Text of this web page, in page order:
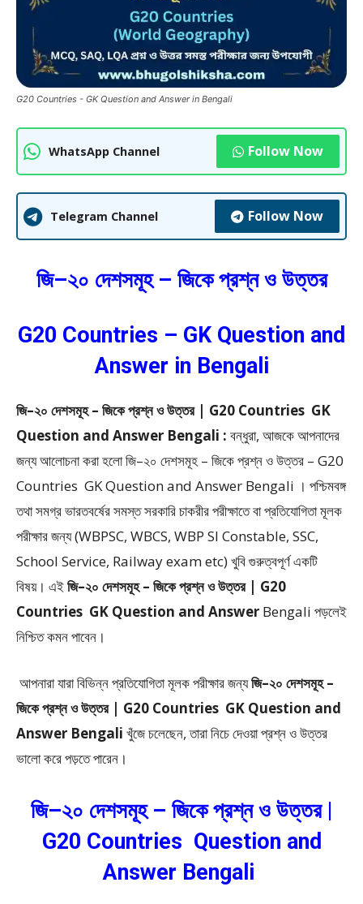
G20 Countries - GK Question and Answer in Bengali
WhatsApp Channel Follow Now
Telegram Channel Follow Now
জি–২০ দেশসমূহ – জিকে প্রশ্ন ও উত্তর
G20 Countries – GK Question and
Answer in Bengali
জি–২০ দেশসমূহ – জিকে প্রশ্ন ও উত্তর | G20 Countries GK
Question and Answer Bengali : বন্ধুরা, আজকে আপনাদের
জন্য আলোচনা করা হলো জি–২০ দেশসমূহ – জিকে প্রশ্ন ও উত্তর – G20
Countries GK Question and Answer Bengali । পশ্চিমবঙ্গ
তথা সমগ্র ভারতবর্ষের সমস্ত সরকারি চাকরীর পরীক্ষাতে বা প্রতিযোগিতা মূলক
পরীক্ষার জন্য (WBPSC, WBCS, WBP SI Constable, SSC,
School Service, Railway exam etc) খুবি গুরুত্বপূর্ণ একটি
বিষয়। এইজি–২০ দেশসমূহ – জিকে প্রশ্ন ও উত্তর | G20
Countries GK Question and Answer Bengali পড়লেই
নিশ্চিত কমন পাবেন।
আপনারা যারা বিভিন্ন প্রতিযোগিতা মূলক পরীক্ষার জন্যজি–২০ দেশসমূহ –
জিকে প্রশ্ন ও উত্তর | G20 Countries GK Question and
Answer Bengali খুঁজে চলেছেন, তারা নিচে দেওয়া প্রশ্ন ও উত্তর
ভালো করে পড়তে পারেন।
জি–২০ দেশসমূহ – জিকে প্রশ্ন ও উত্তর |
G20 Countries Question and
Answer Bengali